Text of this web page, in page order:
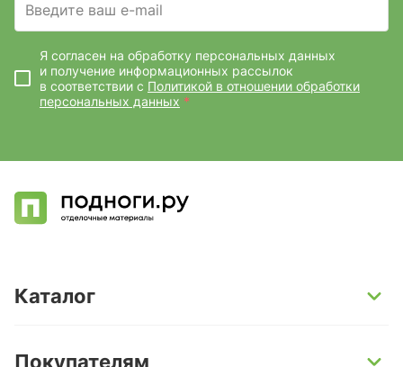
Введите ваш e-mail
Я согласен на обработку персональных данных
и получение информационных рассылок
в соответствии с Политикой в отношении обработки
персональных данных *
Каталог
Покупателям